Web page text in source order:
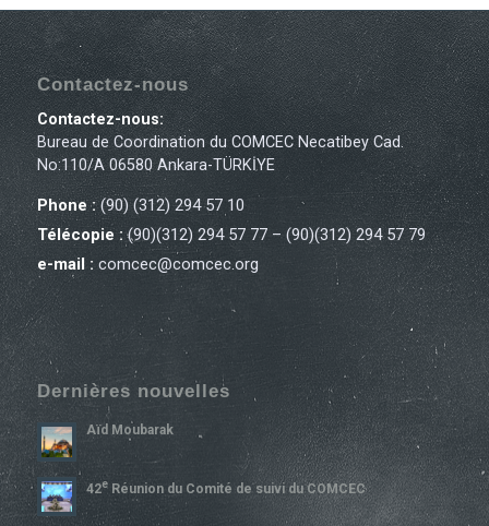
Contactez-nous
Contactez-nous:
Bureau de Coordination du COMCEC Necatibey Cad.
No:110/A 06580 Ankara-TÜRKİYE
Phone :(90) (312) 294 57 10
Télécopie :(90)(312) 294 57 77 – (90)(312) 294 57 79
e-mail : comcec@comcec.org
Dernières nouvelles
Aïd Moubarak
42ERéunion du Comité de suivi du COMCEC